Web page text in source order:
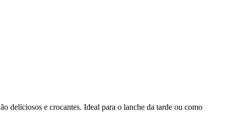
deliciosos e crocantes. Ideal para o lanche da tarde ou como